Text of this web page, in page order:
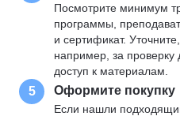
Посмотрите минимум
программы,
и сертификат.
например, за
доступ к материалам.
5 Оформите покупку
Если нашли